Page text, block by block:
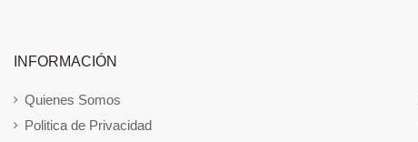
INFORMACIÓN
Quienes Somos
Politica de Privacidad